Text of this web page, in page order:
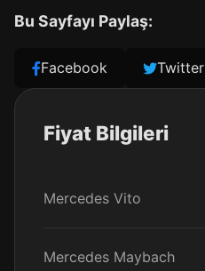
Bu Sayfayı Paylaş:
Facebook Twitter
Fiyat Bilgileri
Mercedes Vito
Mercedes Maybach